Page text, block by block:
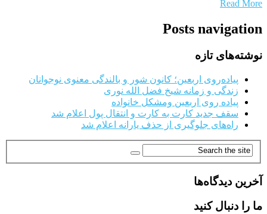
Read More
Posts navigation
نوشته‌های تازه
پیاده‌روی اربعین؛ کانون شور و بالندگی معنوی نوجوانان
زندگی و زمانه شیخ فضل الله نوری
پیاده روی اربعین ومشکل خانواده
سقف جدید کارت به کارت و انتقال پول اعلام شد
راه‌های جلوگیری از حذف یارانه اعلام شد
آخرین دیدگاه‌ها
ما را دنبال کنید